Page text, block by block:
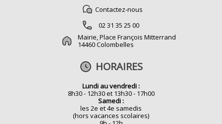
Contactez-nous
02 31 35 25 00
Mairie, Place François Mitterrand
14460 Colombelles
HORAIRES
Lundi au vendredi :
8h30 - 12h30 et 13h30 - 17h00
Samedi :
les 2e et 4e samedis
(hors vacances scolaires)